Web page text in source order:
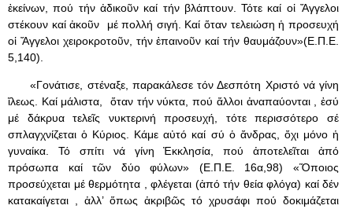
ἐκείνων, πού τήν ἀδικοῦν καί τήν βλάπτουν. Τότε καί οἱ Ἄγγελοι
στέκουν καί ἀκοῦν μέ πολλή σιγή. Καί ὅταν τελειώση ἡ προσευχή
οἱ Ἄγγελοι χειροκροτοῦν, τήν ἐπαινοῦν καί τήν θαυμάζουν»(Ε.Π.Ε.
5,140).
«Γονάτισε, στέναξε, παρακάλεσε τόν Δεσπότη Χριστό νά γίνη
ἵλεως. Καί μάλιστα, ὅταν τήν νύκτα, πού ἄλλοι ἀναπαύονται , ἐσύ
μέ δάκρυα τελεῖς νυκτερινή προσευχή, τότε περισσότερο σέ
σπλαγχνίζεται ὁ Κύριος. Κάμε αὐτό καί σύ ὁ ἄνδρας, ὄχι μόνο ἡ
γυναίκα. Τό σπίτι νά γίνη Ἐκκλησία, πού ἀποτελεῖται ἀπό
πρόσωπα καί τῶν δύο φύλων» (Ε.Π.Ε. 16α,98) «Ὅποιος
προσεύχεται μέ θερμότητα , φλέγεται (ἀπό τήν θεία φλόγα) καί δέν
κατακαίγεται , ἀλλ’ ὅπως ἀκριβῶς τό χρυσάφι πού δοκιμάζεται